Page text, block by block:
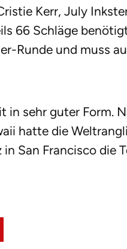
Kerr, July
66 Schläge
Runde und muss
in sehr guter Form.
hatte die
San Francisco die